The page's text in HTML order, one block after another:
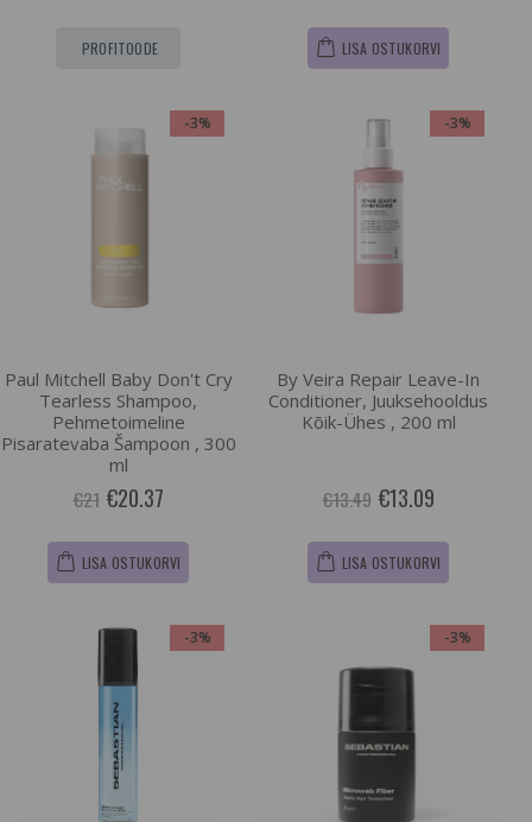
PROFITOODE LISA OSTUKORVI
-3%
Paul Mitchell Baby Don't Cry
Tearless Shampoo,
Pehmetoimeline
Pisaratevaba Šampoon , 300
ml
€21 €20.37
LISA OSTUKORVI
-3%
By Veira Repair Leave-In
Conditioner, Juuksehooldus
Kõik-Ühes , 200 ml
€13.49 €13.09
LISA OSTUKORVI
-3% -3%